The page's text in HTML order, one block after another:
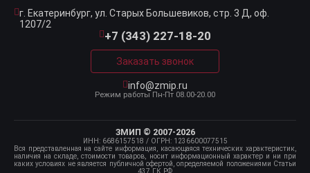
г. Екатеринбург, ул. Старых Большевиков, стр. 3 Д, оф.
1207/2
+7 (343) 227-18-20
Заказать звонок
info@zmip.ru
Режим работы Пн-Пт 08.00-20.00
ЗМИП © 2007-2026
ИНН: 6686157518 / ОГРН: 1236600077515
Вся представленная на сайте информация, касающаяся технических характеристик,
наличия на складе, стоимости товаров, носит информационный характер и ни при
каких условиях не является публичной офертой, определяемой положениями Статьи
437 ГК РФ